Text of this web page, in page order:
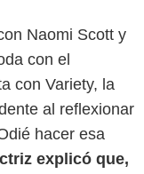
Naomi Scott y
con el
con Variety, la
al reflexionar
hacer esa
explicó que,